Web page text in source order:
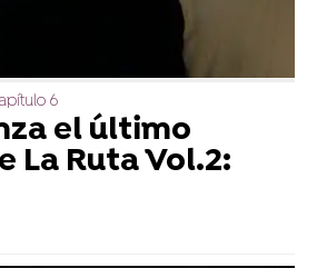
6
el último
La Ruta Vol.2: